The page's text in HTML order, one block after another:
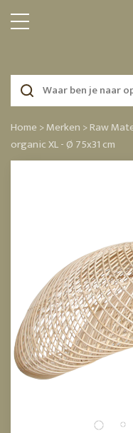
Home >Merken >Raw
organic XL - Ø 75x31 cm